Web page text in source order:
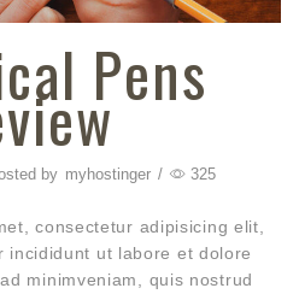
Pens
by myhostinger / 325
consectetur adipisicing elit,
incididunt ut labore et dolore
minimveniam, quis nostrud